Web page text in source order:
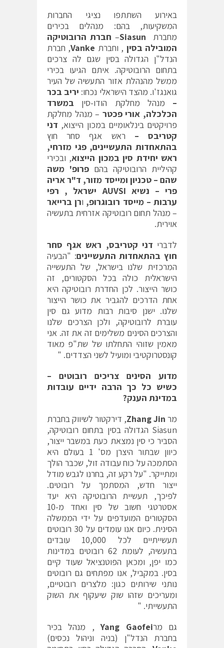
באירוע השתתפו נציגי החברות
המשקיעות, בהם: מנהלים בכירים
מחברת Siasun
– חברת הרובוטיקה
המובילה בסין , וחברת Vanke, חברת
הנדל"ן הגדולה בסין שגם לה צרכים
בתחום הרובוטיקה. איתם הגיעו בכירי
ממשל מהנהלת אזור התעשיה של העיר
גואנגז'ו. מהצד הישראלי נכחו: יריב בכר
– מנהל מחלקת הודו-סין במשרד
הכלכלה, אורי פכטר – מנהל מחלקת
פרויקטים בינלאומיים במכון הייצוא, דני
קטריבס – ראש אגף סחר חוץ
בהתאחדות התעשיינים, פגי מזרחי,
ראש יחידת סין במכון הייצוא, ובכירי
קהיליית הרובוטיקה בהם פרופ' משה
שהם – טכניון ומייסד מזור, ד"ר אריה
פרי – נשיא AUVSIישראל , רפי
ערבות – מייסד רובוגרופ, ורן ברייאר
– מנהל תחום רובוטיקה אזרחית בתעשיה
אוירית.
לדברי דני קטריבס, ראש אגף סחר
חוץ בהתאחדות התעשיינים: "הבעיה
המרכזית שלנו בישראל, של התעשייה
הישראלית כולה בכל הסקטורים, זה
כושר הייצור. לכן החדרת רובוטיקה היא
אחת הדרכים להגביר את כושר הייצור
שלנו. ישנן סיבות רבות מדוע גם סין
עוברת לרובוטיקה, ולכן הצרכים שלנו
והצרכים הסינים משלימים זה את זה. אני
מאמין שזוהי התחלתו של שת"פ מאוד
קונסטרוקטיבי ומועיל לשני הצדדים. "
מדוע הסינים צריכים רובוטים –
כשיש כל כך הרבה ידיים עובדות
במדינת הענק?
מר Zhang Jin, דירקטור לשיווק בחברת
Siasun הגדולה בסין בתחום רובוטיקה,
הסביר כי סין נמצאת כעת במשבר ייצור,
כיוון שבתור היצרן מס' 1 בעולם היא
הסתמכה על כוח עבודה זול, שכבר הולך
ומתייקר. "על רקע זה, בחרנו לגבש מודל
ייצור חדש, המסתמך על רובוטים.
לפיכך, תעשיית הרובוטיקה היא יעד
אסטרטגי חשוב של סין ואחד מ-10
הסקטורים המועדפים על ידי הממשלה
הסינית. כיום אנו עומדים על 30 רובוטים
תעשייתיים לכל 10,000 עובדים
בתעשיה, לעומת 62 רובוטים במדינות
כמו יפן, ומכאן הפוטנציאל שעוד קיים
בסין. במקביל, אנו מפתחים גם רובוטים
נותני שירותים כגון: מלצרים רובוטיים,
ומעריכים שזהו שוק שיעקוף את השוק
התעשייתי. "
גם מרYang Gaofei , מנהל בכיר
בחברת הנדל"ן (בניה וניהול נכסים)